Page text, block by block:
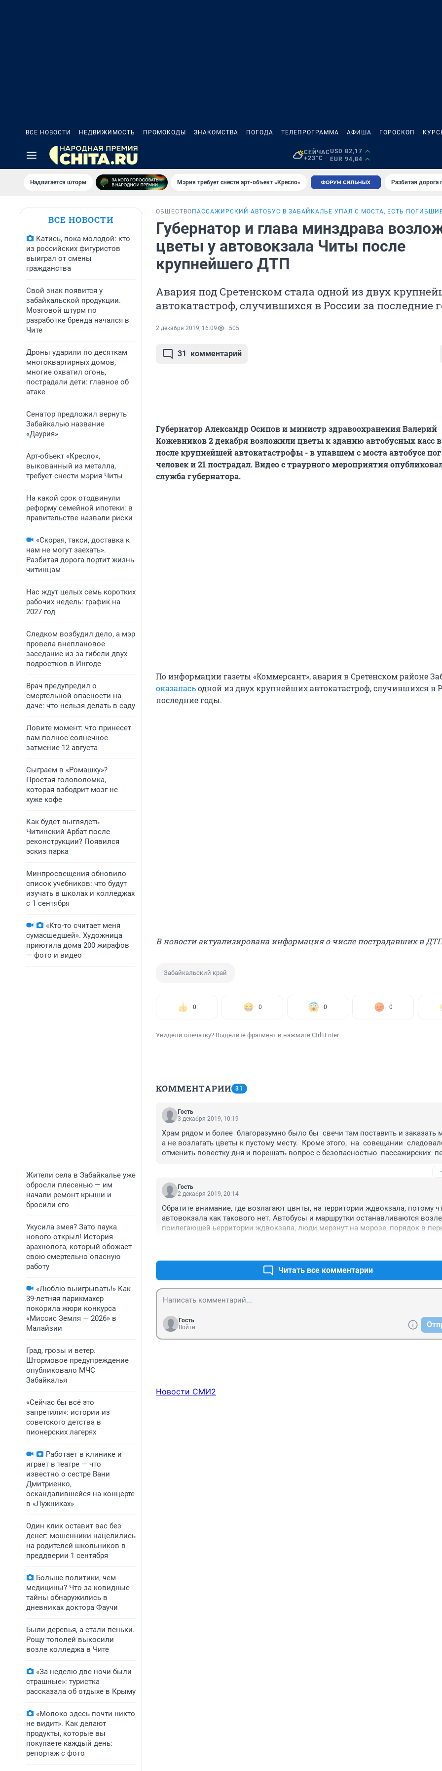
ВСЕ НОВОСТИ НЕДВИЖИМОСТЬ ПРОМОКОДЫ ЗНАКОМСТВА ПОГОДА ТЕЛЕПРОГРАММА АФИША ГОРОСКОП
СЕЙЧАС
+23°C
USD 82,17
EUR 94,84
Надвигается шторм Мэрия требует снести арт-объект «Кресло» Разбитая дорога
ВСЕ НОВОСТИ
Катись, пока молодой: кто
из российских фигуристов
выиграл от смены
гражданства
Свой знак появится у
забайкальской продукции.
Мозговой штурм по
разработке бренда начался в
Чите
Дроны ударили по десяткам
многоквартирных домов,
многие охватил огонь,
пострадали дети: главное об
атаке
Сенатор предложил вернуть
Забайкалью название
«Даурия»
Арт-объект «Кресло»,
выкованный из металла,
требует снести мэрия Читы
На какой срок отодвинули
реформу семейной ипотеки: в
правительстве назвали риски
«Скорая, такси, доставка к
нам не могут заехать».
Разбитая дорога портит жизнь
читинцам
Нас ждут целых семь коротких
рабочих недель: график на
2027 год
Следком возбудил дело, а мэр
провела внеплановое
заседание из-за гибели двух
подростков в Ингоде
Врач предупредил о
смертельной опасности на
даче: что нельзя делать в саду
Ловите момент: что принесет
вам полное солнечное
затмение 12 августа
Сыграем в «Ромашку»?
Простая головоломка,
которая взбодрит мозг не
хуже кофе
Как будет выглядеть
Читинский Арбат после
реконструкции? Появился
эскиз парка
Минпросвещения обновило
список учебников: что будут
изучать в школах и колледжах
с 1 сентября
«Кто-то считает меня
сумасшедшей». Художница
приютила дома 200 жирафов
— фото и видео
Жители села в Забайкалье уже
обросли плесенью — им
начали ремонт крыши и
бросили его
Укусила змея? Зато паука
нового открыл! История
арахнолога, который обожает
свою смертельно опасную
работу
«Люблю выигрывать!» Как
39-летняя парикмахер
покорила жюри конкурса
«Миссис Земля — 2026» в
Малайзии
Град, грозы и ветер.
Штормовое предупреждение
опубликовало МЧС
Забайкалья
«Сейчас бы всё это
запретили»: истории из
советского детства в
пионерских лагерях
Работает в клинике и
играет в театре — что
известно о сестре Вани
Дмитриенко,
оскандалившейся на концерте
в «Лужниках»
Один клик оставит вас без
денег: мошенники нацелились
на родителей школьников в
преддверии 1 сентября
Больше политики, чем
медицины? Что за ковидные
тайны обнаружились в
дневниках доктора Фаучи
Были деревья, а стали пеньки.
Рощу тополей выкосили
возле колледжа в Чите
«За неделю две ночи были
страшные»: туристка
рассказала об отдыхе в Крыму
«Молоко здесь почти никто
не видит». Как делают
продукты, которые вы
покупаете каждый день:
репортаж с фото
ОБЩЕСТВО ПАССАЖИРСКИЙ АВТОБУС В ЗАБАЙКАЛЬЕ УПАЛ С МОСТА, ЕСТЬ
Губернатор и глава минздрава
цветы у автовокзала Читы после
крупнейшего ДТП
Авария под Сретенском стала одной из двух
автокатастроф, случившихся в России за последние
2 декабря 2019, 16:09 505
31 комментарий
Губернатор Александр Осипов и министр здравоохранения Валерий
Кожевников 2 декабря возложили цветы к зданию автобусных касс
после крупнейшей автокатастрофы - в упавшем с моста автобусе
человек и 21 пострадал. Видео с траурного мероприятия
служба губернатора.
По информации газеты «Коммерсант», авария в Сретенском районе
оказаласьодной из двух крупнейших автокатастроф, случившихся в
последние годы.
В новости актуализирована информация о числе пострадавших в
Забайкальский край
0 0 0 0
Увидели опечатку? Выделите фрагмент и нажмите Ctrl+Enter
КОММЕНТАРИИ 31
Гость
3 декабря 2019, 10:19
Храм рядом и более  благоразумно было бы  свечи там поставить и заказать
а не возлагать цветы к пустому месту.  Кроме этого,  на  совещании
отменить повестку дня и порешать вопрос с безопасностью  пассажирских
назначив ответственных  за выполнение задания с указанием сроков.  Вот
бы оценили, а то какой то спектакль с плохими актерами разыграли.
это.
Гость
2 декабря 2019, 20:14
Обратите внимание, где возлагают цвнты, на территории ждвокзала, потому
автовокзала как такового нет. Автобусы и маршрутки останавливаются возле
поилегающей ьерритории ждвокзала, люди мерзнут на морозе, порядок в
Читать все комментарии
Гость
Войти
Новости СМИ2